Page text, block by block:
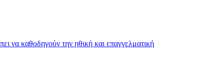
να καθοδηγούν την ηθική και επαγγελματική